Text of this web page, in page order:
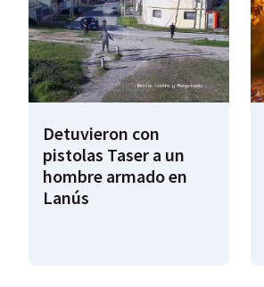
Detuvieron con
pistolas Taser a un
hombre armado en
Lanús